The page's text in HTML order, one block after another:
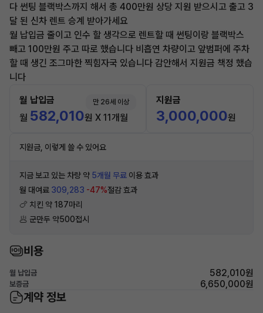
다 썬팅 블랙박스까지 해서 총 400만원 상당 지원 받으시고 출고 3
달 된 신차 렌트 승계 받아가세요
월 납입금 줄이고 인수 할 생각으로 렌트할 때 썬팅이랑 블랙박스
빼고 100만원 주고 따로 했습니다 비흡연 차량이고 앞범퍼에 주차
할 때 생긴 조그마한 찍힘자국 있습니다 감안해서 지원금 책정 했습
니다
월 납입금 만 26세 이상
월 582,010원 X 11개월
지원금
3,000,000원
지원금, 이렇게 쓸 수 있어요
지금 보고 있는 차량 약 5개월 무료 이용 효과
월 대여료 309,283 -47%절감 효과
🍗 치킨 약 187마리
🥟 군만두 약500접시
비용
월 납입금 582,010원
보증금 6,650,000원
계약 정보